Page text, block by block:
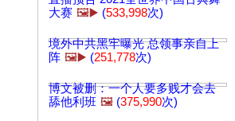
大赛 🖼️▶️ (533,998次)
境外中共黑牢曝光 总领事亲自上
阵 🖼️▶️ (251,778次)
博文被删：一个人要多贱才会去
舔他利班 🖼️ (375,990次)